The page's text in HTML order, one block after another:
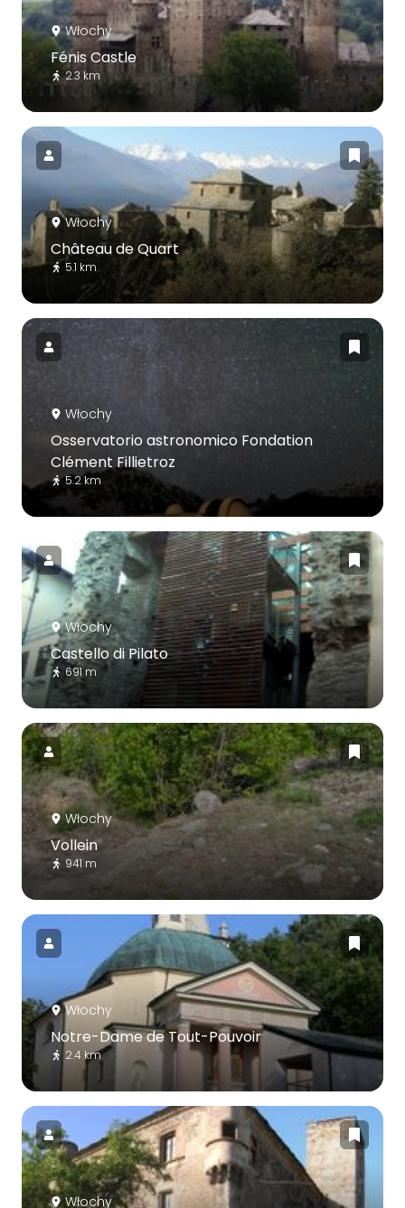
Włochy
Fénis Castle
2.3 km
Włochy
Château de Quart
5.1 km
Włochy
Osservatorio astronomico Fondation
Clément Fillietroz
5.2 km
Włochy
Castello di Pilato
691 m
Włochy
Vollein
941 m
Włochy
Notre-Dame de Tout-Pouvoir
2.4 km
Włochy